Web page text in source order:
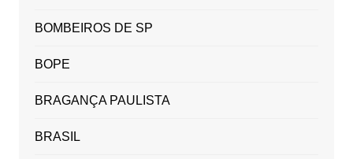
BOMBEIROS DE SP
BOPE
BRAGANÇA PAULISTA
BRASIL